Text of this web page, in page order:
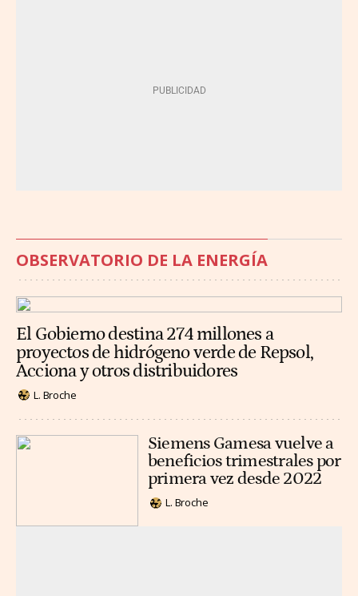
OBSERVATORIO DE LA ENERGÍA
El Gobierno destina 274 millones a
proyectos de hidrógeno verde de Repsol,
Acciona y otros distribuidores
L. Broche
Siemens Gamesa vuelve a
beneficios trimestrales por
primera vez desde 2022
L. Broche